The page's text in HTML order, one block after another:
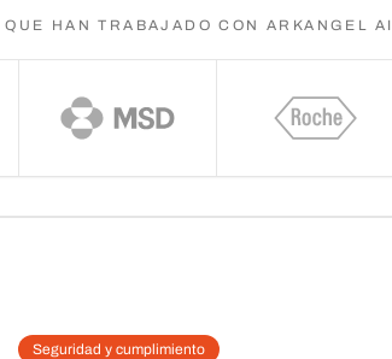
QUE HAN TRABAJADO CON ARKANGEL AI
Seguridad y cumplimiento